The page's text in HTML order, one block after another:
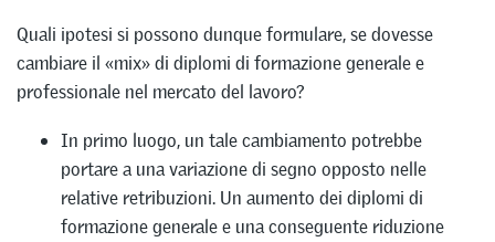
Quali ipotesi si possono dunque formulare, se dovesse
cambiare il «mix» di diplomi di formazione generale e
professionale nel mercato del lavoro?
In primo luogo, un tale cambiamento potrebbe
portare a una variazione di segno opposto nelle
relative retribuzioni. Un aumento dei diplomi di
formazione generale e una conseguente riduzione